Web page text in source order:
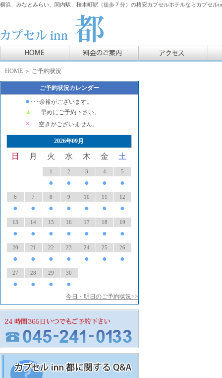
横浜、みなとみらい、関内駅、桜木町駅（徒歩７分）の格安カプセルホテルならカプセル
HOME ＞ ご予約状況
ご予約状況カレンダー
● ･･･余裕がございます。
▲ ･･･早めにご予約下さい。
× ･･･空きがございません。
2026年09月
日 月 火 水 木 金 土
1
●
2
●
3
●
4
●
5
●
6
●
7
●
8
●
9
●
10
●
11
●
12
●
13
●
14
●
15
●
16
●
17
●
18
●
19
●
20
●
21
●
22
●
23
●
24
●
25
●
26
●
27
●
28
●
29
●
30
●
今日・明日のご予約状況>>